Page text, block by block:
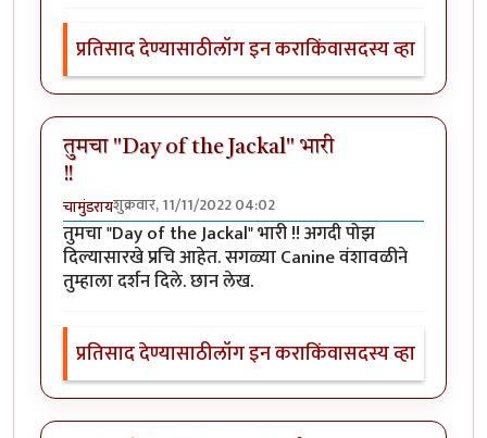
प्रतिसाद देण्यासाठीलॉग इन कराकिंवासदस्य व्हा
तुमचा "Day of the Jackal" भारी
!!
चामुंडरायशुक्रवार, 11/11/2022 04:02
तुमचा "Day of the Jackal" भारी !! अगदी पोझ
दिल्यासारखे प्रचि आहेत. सगळ्या Canine वंशावळीने
तुम्हाला दर्शन दिले. छान लेख.
प्रतिसाद देण्यासाठीलॉग इन कराकिंवासदस्य व्हा